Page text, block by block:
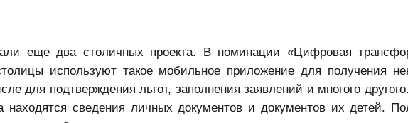
еще два столичных проекта. В номинации «Цифровая
используют такое мобильное приложение для получения
для подтверждения льгот, заполнения заявлений и многого
находятся сведения личных документов и документов их детей.